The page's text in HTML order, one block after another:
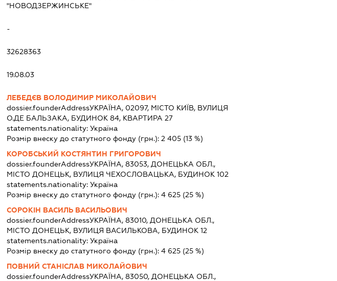
"НОВОДЗЕРЖИНСЬКЕ"
-
32628363
19.08.03
ЛЕБЕДЄВ ВОЛОДИМИР МИКОЛАЙОВИЧ
dossier.founderAddressУКРАЇНА, 02097, МІСТО КИЇВ, ВУЛИЦЯ
О.ДЕ БАЛЬЗАКА, БУДИНОК 84, КВАРТИРА 27
statements.nationality:Україна
Розмір внеску до статутного фонду (грн.):2 405 (13 %)
КОРОБСЬКИЙ КОСТЯНТИН ГРИГОРОВИЧ
dossier.founderAddressУКРАЇНА, 83053, ДОНЕЦЬКА ОБЛ.,
МІСТО ДОНЕЦЬК, ВУЛИЦЯ ЧЕХОСЛОВАЦЬКА, БУДИНОК 102
statements.nationality:Україна
Розмір внеску до статутного фонду (грн.):4 625 (25 %)
СОРОКІН ВАСИЛЬ ВАСИЛЬОВИЧ
dossier.founderAddressУКРАЇНА, 83010, ДОНЕЦЬКА ОБЛ.,
МІСТО ДОНЕЦЬК, ВУЛИЦЯ ВАСИЛЬКОВА, БУДИНОК 12
statements.nationality:Україна
Розмір внеску до статутного фонду (грн.):4 625 (25 %)
ПОВНИЙ СТАНІСЛАВ МИКОЛАЙОВИЧ
dossier.founderAddressУКРАЇНА, 83050, ДОНЕЦЬКА ОБЛ.,